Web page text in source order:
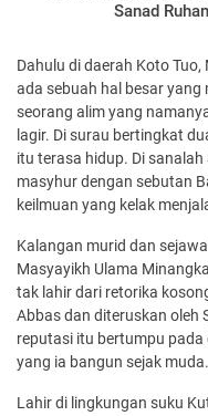
Sanad
Dahulu di daerah Koto
ada sebuah hal besar
seorang alim yang
lagir. Di surau bertingkat
itu terasa hidup. Di sanalah
masyhur dengan sebutan
keilmuan yang kelak
Kalangan murid dan
Masyayikh Ulama
tak lahir dari retorika
Abbas dan diteruskan oleh
reputasi itu bertumpu
yang ia bangun sejak muda.
Lahir di lingkungan suku